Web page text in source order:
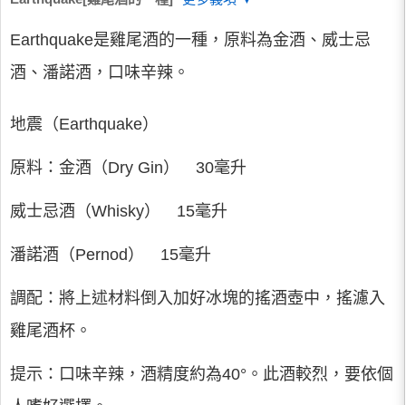
Earthquake是雞尾酒的一種，原料為金酒、威士忌
酒、潘諾酒，口味辛辣。
地震（Earthquake）
原料：金酒（Dry Gin） 30毫升
威士忌酒（Whisky） 15毫升
潘諾酒（Pernod） 15毫升
調配：將上述材料倒入加好冰塊的搖酒壺中，搖濾入
雞尾酒杯。
提示：口味辛辣，酒精度約為40°。此酒較烈，要依個